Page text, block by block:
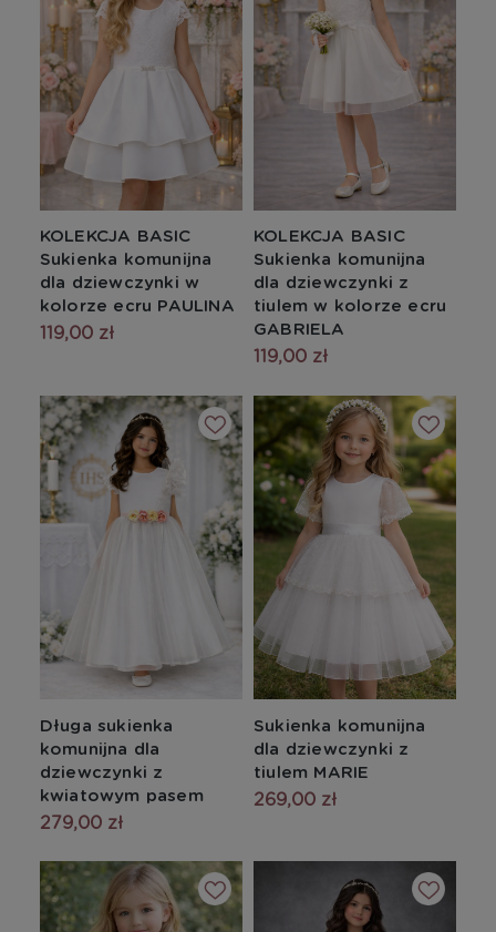
KOLEKCJA BASIC
Sukienka komunijna
dla dziewczynki w
kolorze ecru PAULINA
119,00 zł
KOLEKCJA BASIC
Sukienka komunijna
dla dziewczynki z
tiulem w kolorze ecru
GABRIELA
119,00 zł
Długa sukienka
komunijna dla
dziewczynki z
kwiatowym pasem
279,00 zł
Sukienka komunijna
dla dziewczynki z
tiulem MARIE
269,00 zł